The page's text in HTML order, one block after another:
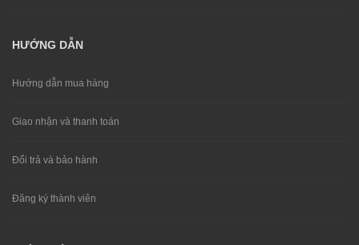
HƯỚNG DẪN
Hướng dẫn mua hàng
Giao nhận và thanh toán
Đổi trả và bảo hành
Đăng ký thành viên